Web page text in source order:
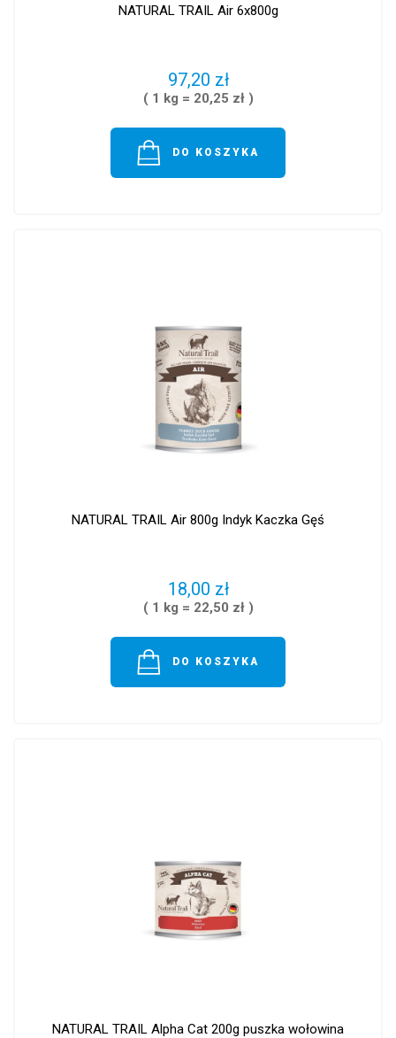
NATURAL TRAIL Air 6x800g
97,20 zł
( 1 kg = 20,25 zł )
DO KOSZYKA
NATURAL TRAIL Air 800g Indyk Kaczka Gęś
18,00 zł
( 1 kg = 22,50 zł )
DO KOSZYKA
NATURAL TRAIL Alpha Cat 200g puszka wołowina